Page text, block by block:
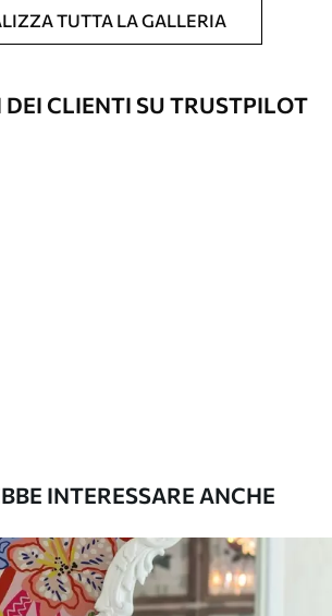
L'immagine viene stampata nel formato
desiderato e tagliata in strisce identiche
È possibile aggiungere un rivestimento
TUTTA LA GALLERIA
DEI CLIENTI SU TRUSTPILOT
INTERESSARE ANCHE